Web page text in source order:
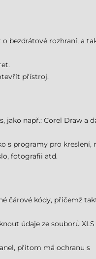
bezdrátové rozhraní, a
přístroj.
např.: Corel Draw a
s programy pro kreslení,
fotografii atd.
čárové kódy, přičemž
údaje ze souborů XLS
přitom má ochranu s